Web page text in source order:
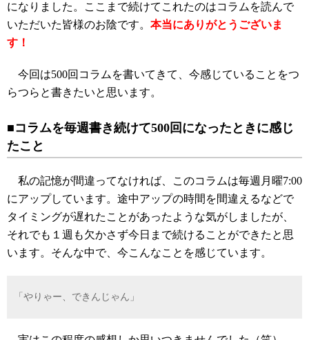
になりました。ここまで続けてこれたのはコラムを読んで
いただいた皆様のお陰です。 本当にありがとうございま
す！
今回は500回コラムを書いてきて、今感じていることをつ
らつらと書きたいと思います。
■コラムを毎週書き続けて500回になったときに感じ
たこと
私の記憶が間違ってなければ、このコラムは毎週月曜7:00
にアップしています。途中アップの時間を間違えるなどで
タイミングが遅れたことがあったような気がしましたが、
それでも１週も欠かさず今日まで続けることができたと思
います。そんな中で、今こんなことを感じています。
「やりゃー、できんじゃん」